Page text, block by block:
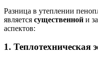
Разница в утеплении
является существенной и
аспектов:
1. Теплотехническая